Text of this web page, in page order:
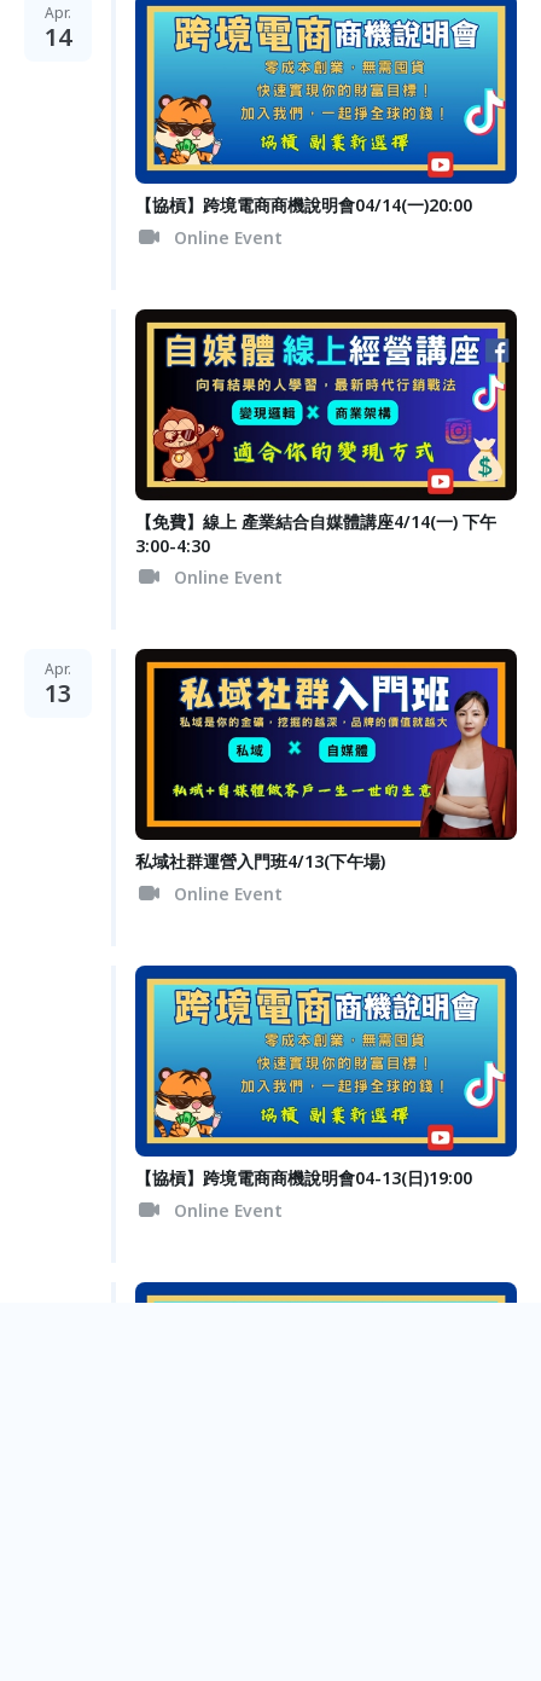
Apr.
14
【協槓】跨境電商商機說明會04/14(一)20:00
Online Event
【免費】線上 產業結合自媒體講座4/14(一) 下午
3:00-4:30
Online Event
Apr.
13
私域社群運營入門班4/13(下午場)
Online Event
【協槓】跨境電商商機說明會04-13(日)19:00
Online Event